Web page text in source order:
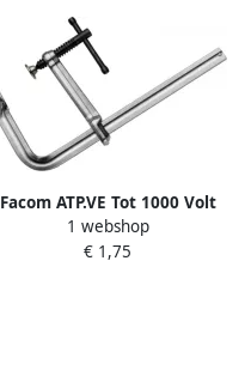
Facom ATP.VE Tot 1000 Volt
Geïsoleerde Protwist
Schroevendraaiers voor
1 webshop
€ 1,75